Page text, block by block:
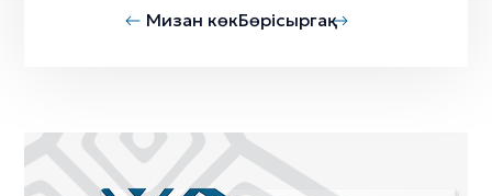
Мизан көкБөрісыргақ